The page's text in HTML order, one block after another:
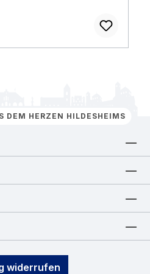
DEM HERZEN HILDESHEIMS
widerrufen